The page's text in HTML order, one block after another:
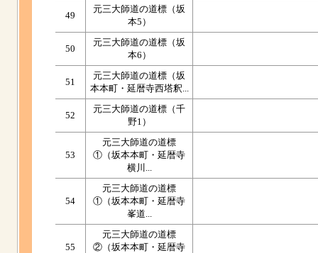
49
元三大師道の道標（坂
本5）
50
元三大師道の道標（坂
本6）
51
元三大師道の道標（坂
本本町・延暦寺西塔釈...
52
元三大師道の道標（千
野1）
53
元三大師道の道標
①（坂本本町・延暦寺
横川...
54
元三大師道の道標
①（坂本本町・延暦寺
峯道...
55
元三大師道の道標
②（坂本本町・延暦寺